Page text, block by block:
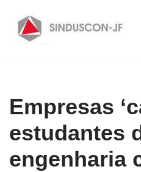
Pular
Empresas
estudantes
engenharia